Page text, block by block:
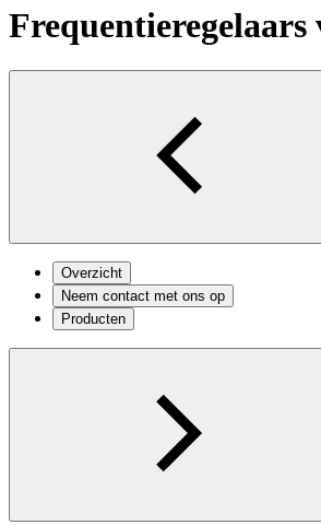
Overzicht
Neem contact met ons op
Producten